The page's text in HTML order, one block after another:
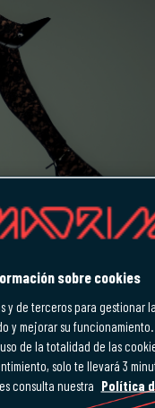
e identidad
folklore flamenco
sobre cookies
y de terceros para gestionar
y mejorar su
de la totalidad de las
solo te llevará 3
consulta nuestra Política